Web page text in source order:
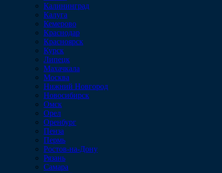
Калининград
Калуга
Кемерово
Краснодар
Красноярск
Курск
Липецк
Махачкала
Москва
Нижний Новгород
Новосибирск
Омск
Орел
Оренбург
Пенза
Пермь
Ростов-на-Дону
Рязань
Самара